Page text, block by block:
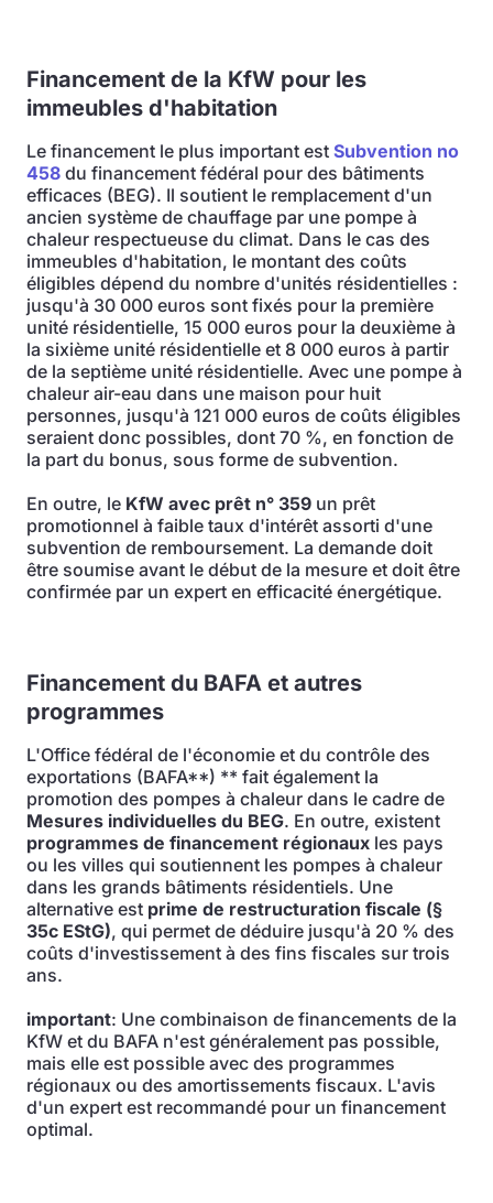
Financement de la KfW pour les
immeubles d'habitation
Le financement le plus important est Subvention no
458 du financement fédéral pour des bâtiments
efficaces (BEG). Il soutient le remplacement d'un
ancien système de chauffage par une pompe à
chaleur respectueuse du climat. Dans le cas des
immeubles d'habitation, le montant des coûts
éligibles dépend du nombre d'unités résidentielles :
jusqu'à 30 000 euros sont fixés pour la première
unité résidentielle, 15 000 euros pour la deuxième à
la sixième unité résidentielle et 8 000 euros à partir
de la septième unité résidentielle. Avec une pompe à
chaleur air-eau dans une maison pour huit
personnes, jusqu'à 121 000 euros de coûts éligibles
seraient donc possibles, dont 70 %, en fonction de
la part du bonus, sous forme de subvention.
En outre, le KfW avec prêt n° 359 un prêt
promotionnel à faible taux d'intérêt assorti d'une
subvention de remboursement. La demande doit
être soumise avant le début de la mesure et doit être
confirmée par un expert en efficacité énergétique.
Financement du BAFA et autres
programmes
L'Office fédéral de l'économie et du contrôle des
exportations (BAFA**) ** fait également la
promotion des pompes à chaleur dans le cadre de
Mesures individuelles du BEG. En outre, existent
programmes de financement régionaux les pays
ou les villes qui soutiennent les pompes à chaleur
dans les grands bâtiments résidentiels. Une
alternative est prime de restructuration fiscale (§
35c EStG), qui permet de déduire jusqu'à 20 % des
coûts d'investissement à des fins fiscales sur trois
ans.
important: Une combinaison de financements de la
KfW et du BAFA n'est généralement pas possible,
mais elle est possible avec des programmes
régionaux ou des amortissements fiscaux. L'avis
d'un expert est recommandé pour un financement
optimal.